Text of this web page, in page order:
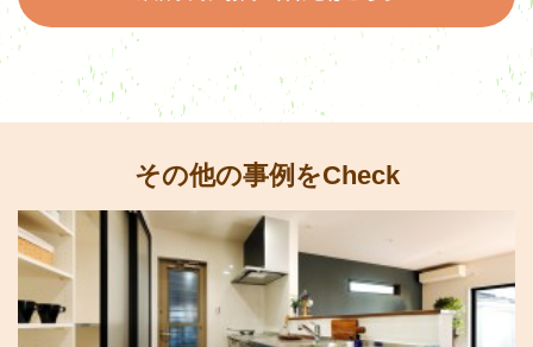
その他の事例をCheck